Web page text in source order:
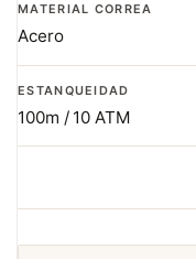
MATERIAL CORREA
Acero
ESTANQUEIDAD
100m / 10 ATM